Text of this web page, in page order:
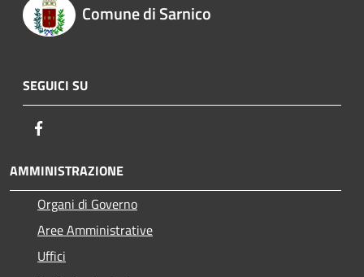
Comune di Sarnico
SEGUICI SU
AMMINISTRAZIONE
Organi di Governo
Aree Amministrative
Uffici